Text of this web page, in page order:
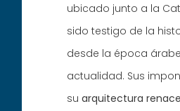
ubicado junto a la
sido testigo de la
desde la época
actualidad. Sus
suarquitectura